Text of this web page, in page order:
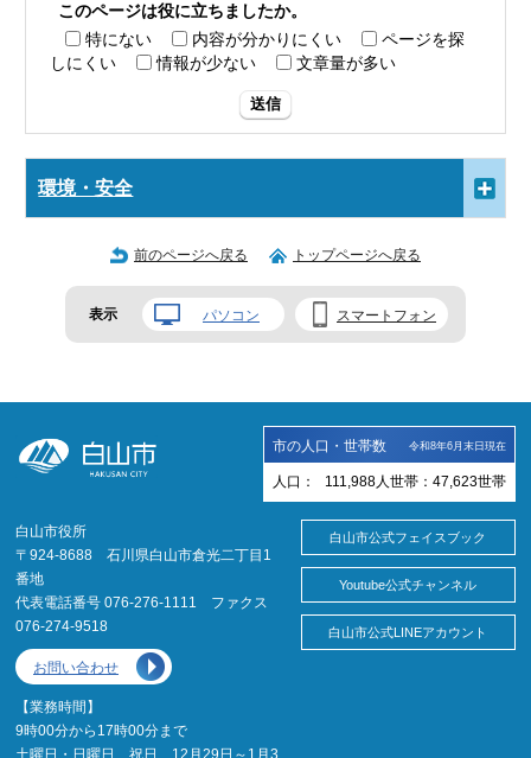
このページは役に立ちましたか。
特にない
内容が分かりにくい
ページを探
しにくい
情報が少ない 文章量が多い
送信
環境・安全
前のページへ戻る トップページへ戻る
表示 パソコン スマートフォン
市の人口・世帯数 令和8年6月末日現在
人口： 111,988 人 世帯： 47,623世帯
白山市役所
〒924-8688 石川県白山市倉光二丁目1
番地
代表電話番号 076-276-1111 ファクス
076-274-9518
お問い合わせ
【業務時間】
9時00分から17時00分まで
土曜日・日曜日、祝日、12月29日～1月3
白山市公式フェイスブック
Youtube公式チャンネル
白山市公式LINEアカウント